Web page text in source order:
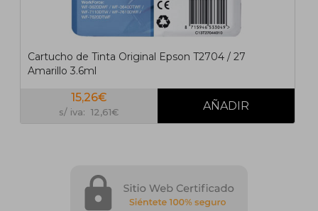
Cartucho de Tinta Original Epson T2704 / 27
Amarillo 3.6ml
15,26€
s/ iva: 12,61€